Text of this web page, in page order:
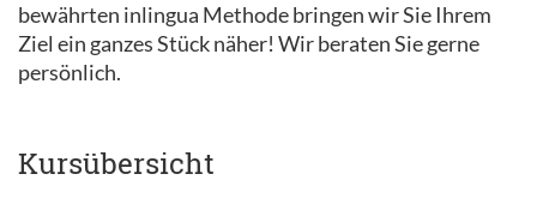
bewährten inlingua Methode bringen wir Sie Ihrem
Ziel ein ganzes Stück näher! Wir beraten Sie gerne
persönlich.
Kursübersicht